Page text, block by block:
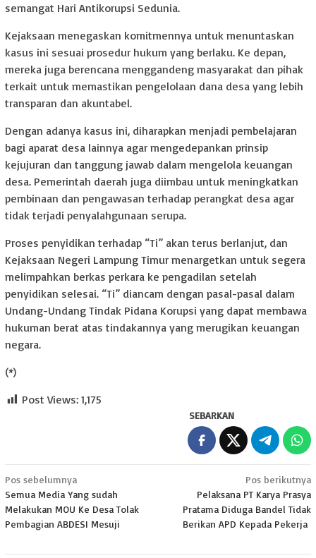
semangat Hari Antikorupsi Sedunia.
Kejaksaan menegaskan komitmennya untuk menuntaskan
kasus ini sesuai prosedur hukum yang berlaku. Ke depan,
mereka juga berencana menggandeng masyarakat dan pihak
terkait untuk memastikan pengelolaan dana desa yang lebih
transparan dan akuntabel.
Dengan adanya kasus ini, diharapkan menjadi pembelajaran
bagi aparat desa lainnya agar mengedepankan prinsip
kejujuran dan tanggung jawab dalam mengelola keuangan
desa. Pemerintah daerah juga diimbau untuk meningkatkan
pembinaan dan pengawasan terhadap perangkat desa agar
tidak terjadi penyalahgunaan serupa.
Proses penyidikan terhadap “Ti” akan terus berlanjut, dan
Kejaksaan Negeri Lampung Timur menargetkan untuk segera
melimpahkan berkas perkara ke pengadilan setelah
penyidikan selesai. “Ti” diancam dengan pasal-pasal dalam
Undang-Undang Tindak Pidana Korupsi yang dapat membawa
hukuman berat atas tindakannya yang merugikan keuangan
negara.
(*)
Post Views: 1,175
SEBARKAN
Navigasi
pos
Pos sebelumnya
Semua Media Yang sudah
Melakukan MOU Ke Desa Tolak
Pembagian ABDESI Mesuji
Pos berikutnya
Pelaksana PT Karya Prasya
Pratama Diduga Bandel Tidak
Berikan APD Kepada Pekerja